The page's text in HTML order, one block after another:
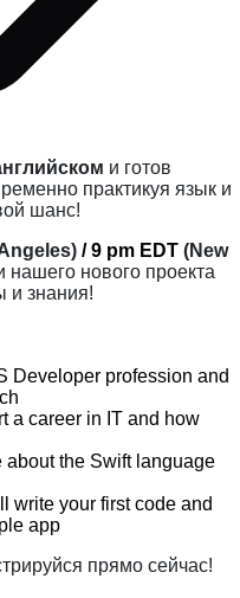
и готов
практикуя язык и
шанс!
/ 9 pm EDT (New
нашего нового проекта
и знания!
Developer profession and
a career in IT and how
the Swift language
write your first code and
app
прямо сейчас!